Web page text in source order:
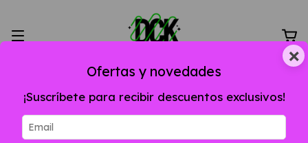
Inicio / REMERAS
×
Ofertas y novedades
¡Suscríbete para recibir descuentos exclusivos!